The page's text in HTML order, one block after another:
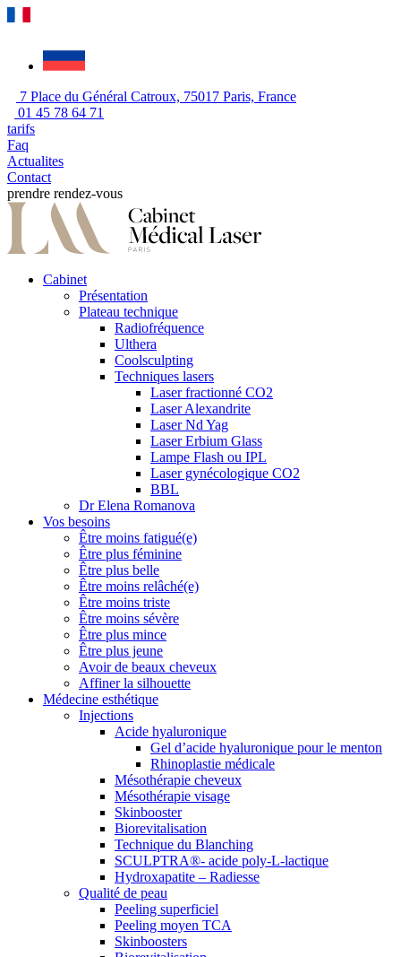
7 Place du Général Catroux, 75017 Paris, France
01 45 78 64 71
tarifs
Faq
Actualites
Contact
prendre rendez-vous
Cabinet
Présentation
Plateau technique
Radiofréquence
Ulthera
Coolsculpting
Techniques lasers
Laser fractionné CO2
Laser Alexandrite
Laser Nd Yag
Laser Erbium Glass
Lampe Flash ou IPL
Laser gynécologique CO2
BBL
Dr Elena Romanova
Vos besoins
Être moins fatigué(e)
Être plus féminine
Être plus belle
Être moins relâché(e)
Être moins triste
Être moins sévère
Être plus mince
Être plus jeune
Avoir de beaux cheveux
Affiner la silhouette
Médecine esthétique
Injections
Acide hyaluronique
Gel d’acide hyaluronique pour le menton
Rhinoplastie médicale
Mésothérapie cheveux
Mésothérapie visage
Skinbooster
Biorevitalisation
Technique du Blanching
SCULPTRA®- acide poly-L-lactique
Hydroxapatite – Radiesse
Qualité de peau
Peeling superficiel
Peeling moyen TCA
Skinboosters